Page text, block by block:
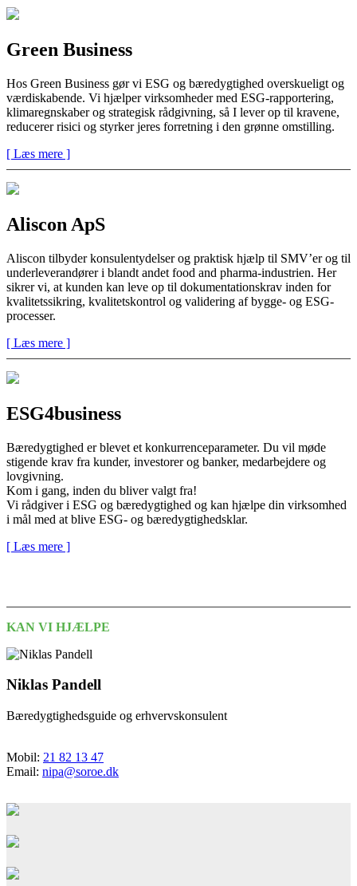
Green Business
Hos Green Business gør vi ESG og bæredygtighed overskueligt og
værdiskabende. Vi hjælper virksomheder med ESG-rapportering,
klimaregnskaber og strategisk rådgivning, så I lever op til kravene,
reducerer risici og styrker jeres forretning i den grønne omstilling.
[ Læs mere ]
Aliscon ApS
Aliscon tilbyder konsulentydelser og praktisk hjælp til SMV’er og til
underleverandører i blandt andet food and pharma-industrien. Her
sikrer vi, at kunden kan leve op til dokumentationskrav inden for
kvalitetssikring, kvalitetskontrol og validering af bygge- og ESG-
processer.
[ Læs mere ]
ESG4business
Bæredygtighed er blevet et konkurrenceparameter. Du vil møde
stigende krav fra kunder, investorer og banker, medarbejdere og
lovgivning.
Kom i gang, inden du bliver valgt fra!
Vi rådgiver i ESG og bæredygtighed og kan hjælpe din virksomhed
i mål med at blive ESG- og bæredygtighedsklar.
[ Læs mere ]
KAN VI HJÆLPE
Niklas Pandell
Bæredygtighedsguide og erhvervskonsulent
Mobil: 21 82 13 47
Email: nipa@soroe.dk